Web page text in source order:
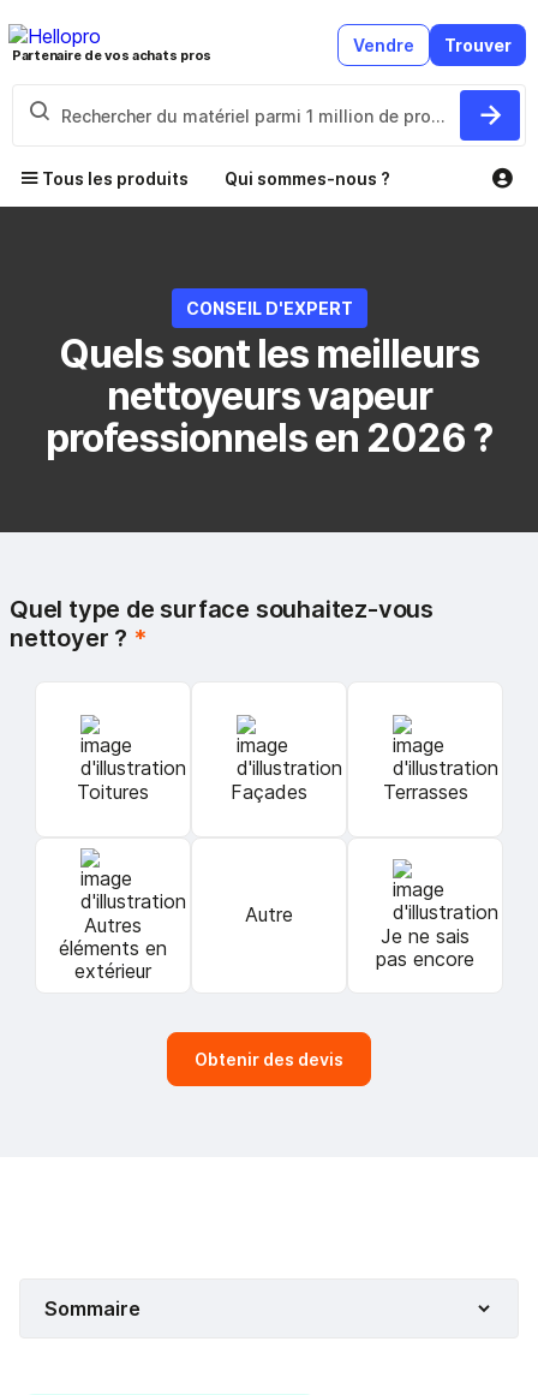
Partenaire de vos achats pros Vendre Trouver
Tous les produits Qui sommes-nous ?
CONSEIL D'EXPERT
Quels sont les meilleurs
nettoyeurs vapeur
professionnels en 2026 ?
Quel type de surface souhaitez-vous
nettoyer ? *
Toitures Façades Terrasses
Autres
éléments en
extérieur
Autre
Je ne sais
pas encore
Obtenir des devis
Sommaire